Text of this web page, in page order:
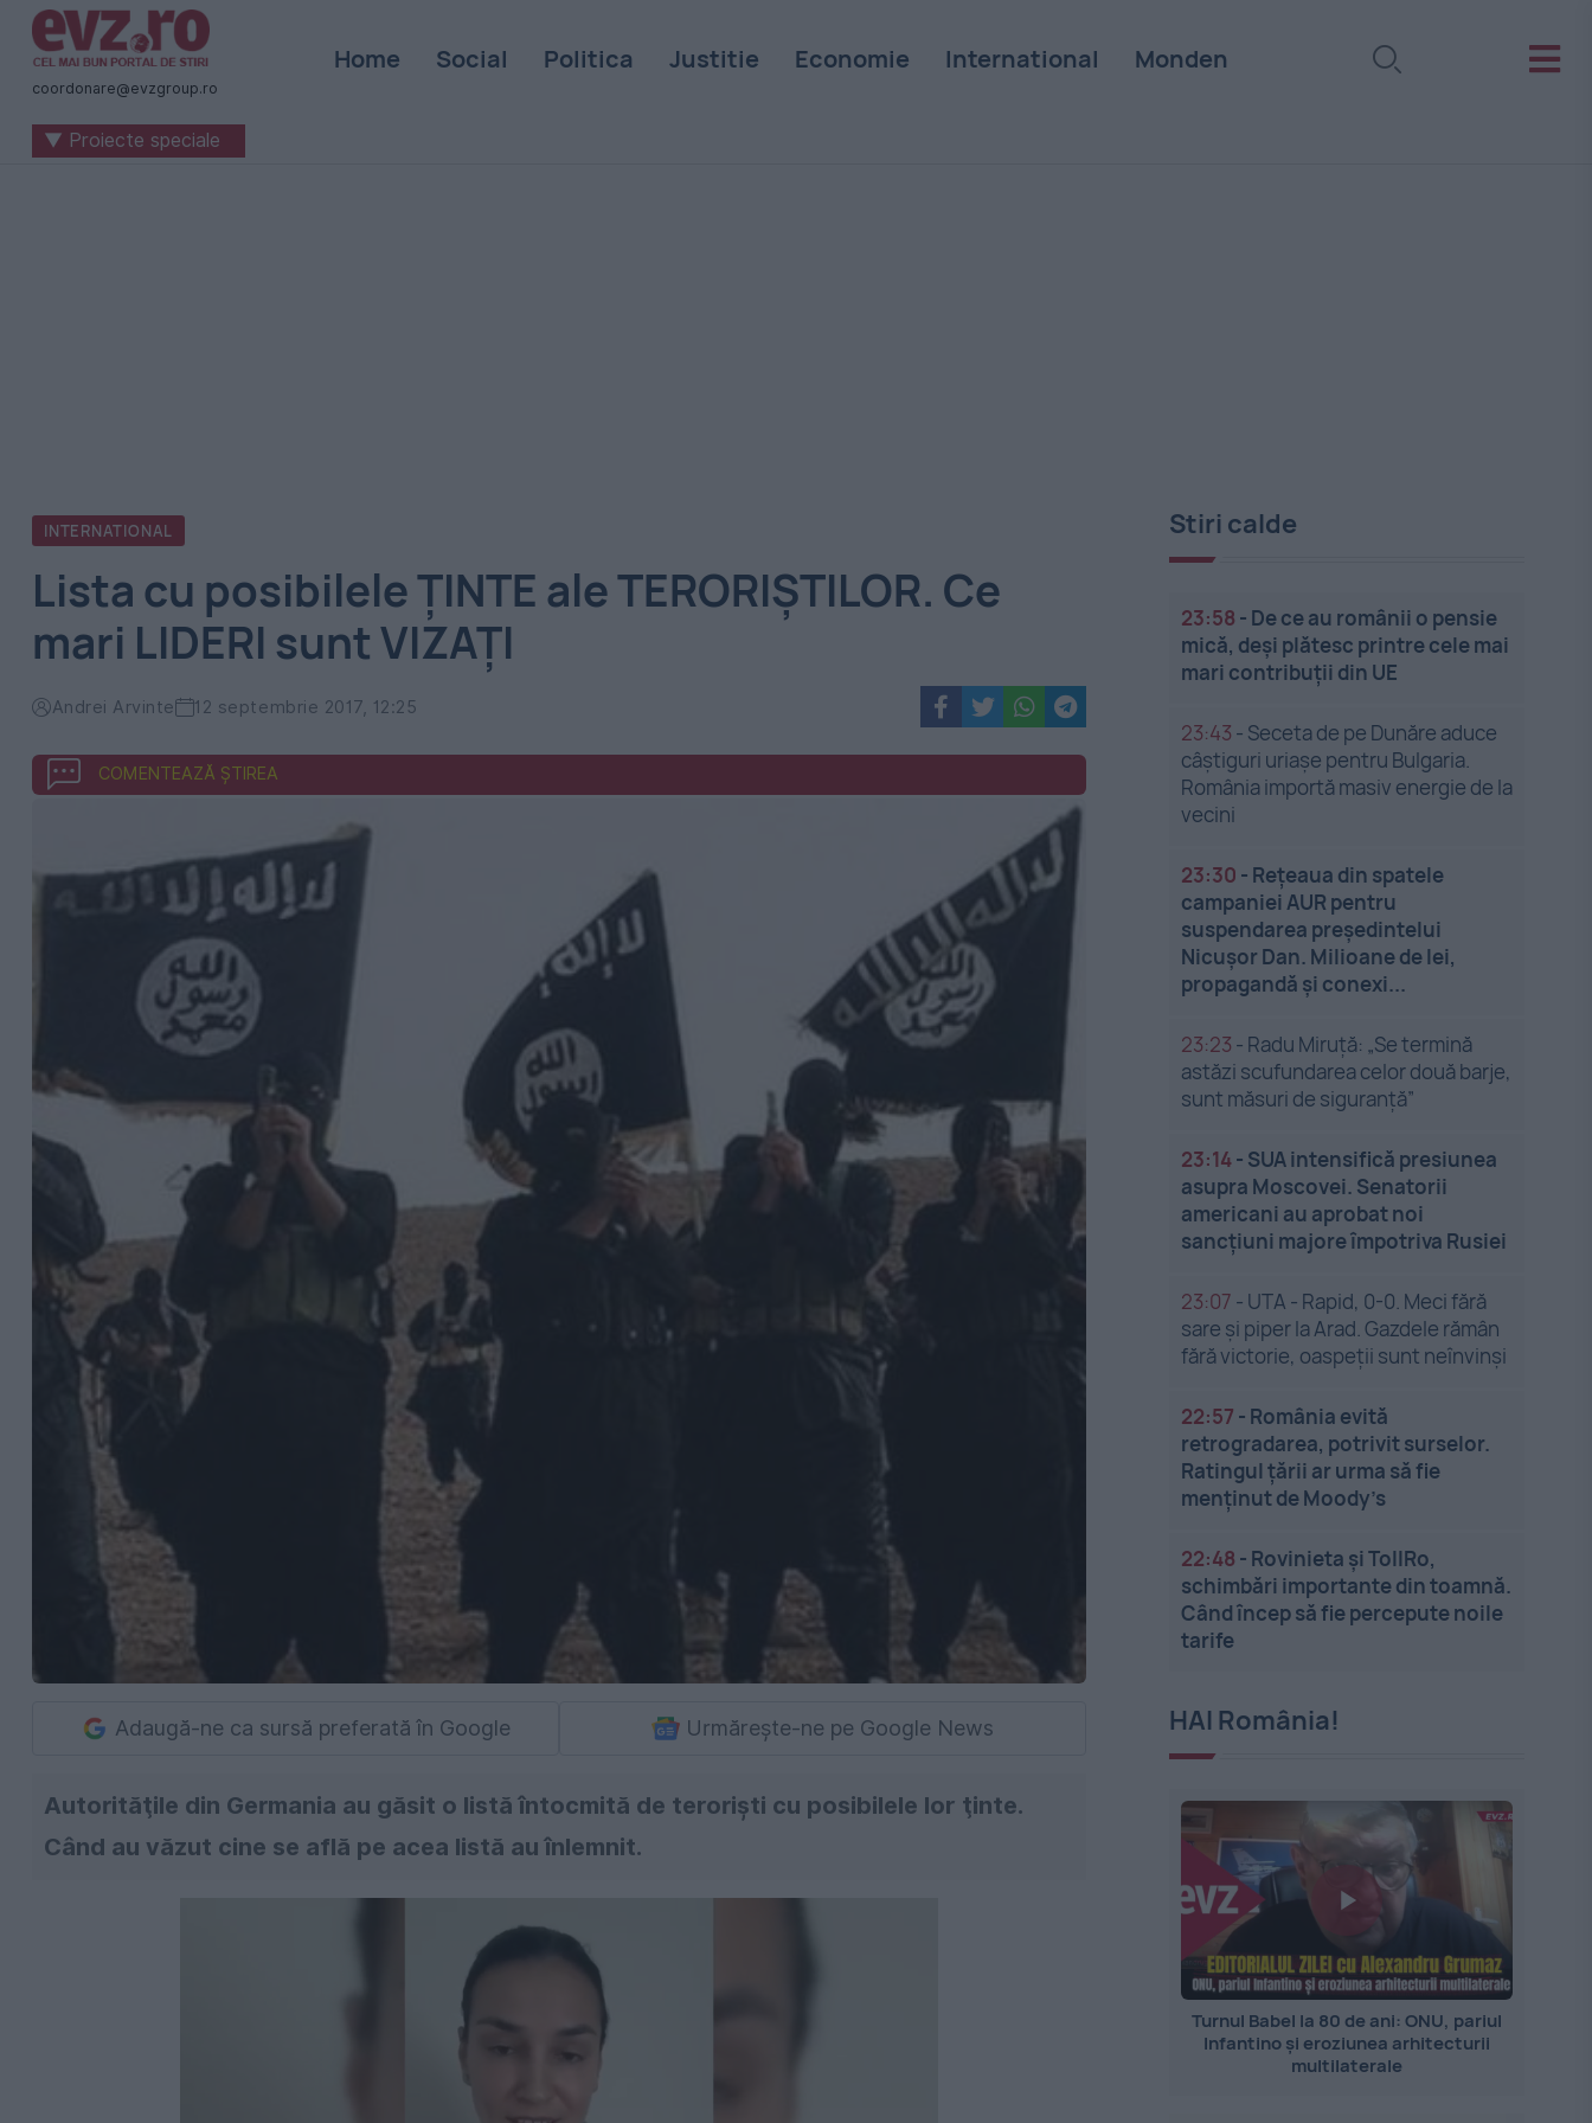
Știri
naționale
internaționale
coordonare@evzgroup.ro
Home Social Politica Justitie Economie International Monden
▼ Proiecte speciale
INTERNATIONAL
Lista cu posibilele ŢINTE ale TERORIŞTILOR. Ce
mari LIDERI sunt VIZAŢI
Andrei Arvinte 12 septembrie 2017, 12:25
COMENTEAZĂ ȘTIREA
Adaugă-ne ca sursă preferată în Google Urmărește-ne pe Google News
Autorităţile din Germania au găsit o listă întocmită de terorişti cu posibilele lor ţinte.
Când au văzut cine se află pe acea listă au înlemnit.
Stiri calde
23:58 - De ce au românii o pensie
mică, deși plătesc printre cele mai
mari contribuții din UE
23:43 - Seceta de pe Dunăre aduce
câștiguri uriașe pentru Bulgaria.
România importă masiv energie de la
vecini
23:30 - Rețeaua din spatele
campaniei AUR pentru
suspendarea președintelui
Nicușor Dan. Milioane de lei,
propagandă și conexi...
23:23 - Radu Miruță: „Se termină
astăzi scufundarea celor două barje,
sunt măsuri de siguranţă”
23:14- SUA intensifică presiunea
asupra Moscovei. Senatorii
americani au aprobat noi
sancțiuni majore împotriva Rusiei
23:07 - UTA - Rapid, 0-0. Meci fără
sare și piper la Arad. Gazdele rămân
fără victorie, oaspeții sunt neînvinși
22:57 - România evită
retrogradarea, potrivit surselor.
Ratingul țării ar urma să fie
menținut de Moody’s
22:48 - Rovinieta și TollRo,
schimbări importante din toamnă.
Când încep să fie percepute noile
tarife
HAI România!
Turnul Babel la 80 de ani: ONU, pariul
Infantino și eroziunea arhitecturii
multilaterale